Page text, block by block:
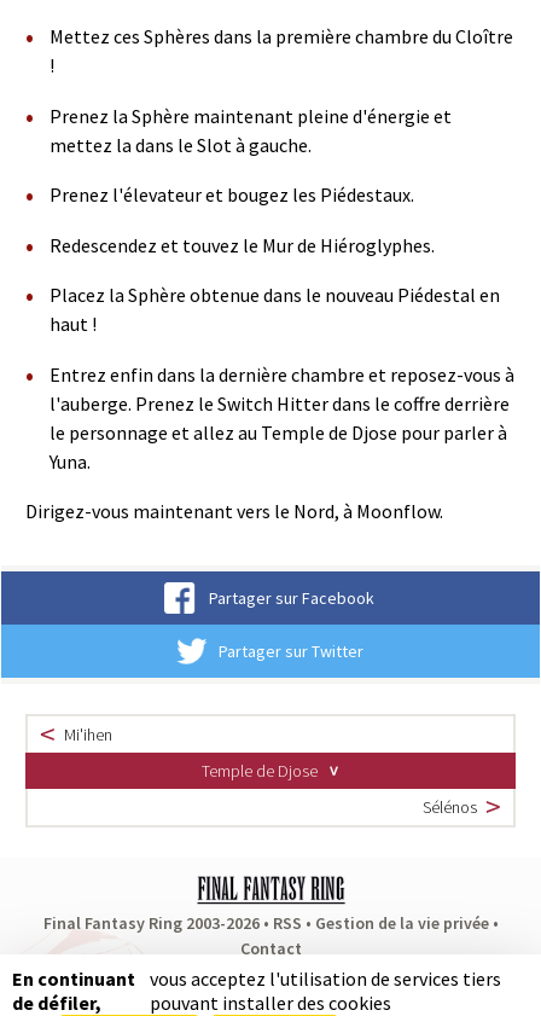
Mettez ces Sphères dans la première chambre du Cloître
!
Prenez la Sphère maintenant pleine d'énergie et
mettez la dans le Slot à gauche.
Prenez l'élevateur et bougez les Piédestaux.
Redescendez et touvez le Mur de Hiéroglyphes.
Placez la Sphère obtenue dans le nouveau Piédestal en
haut !
Entrez enfin dans la dernière chambre et reposez-vous à
l'auberge. Prenez le Switch Hitter dans le coffre derrière
le personnage et allez au Temple de Djose pour parler à
Yuna.
Dirigez-vous maintenant vers le Nord, à Moonflow.
Partager sur Facebook
Partager sur Twitter
Mi'ihen
Temple de Djose
Sélénos
Final Fantasy Ring 2003-2026 • RSS • Gestion de la vie privée•
Contact
Partenaires
RPG Soluce•Dragon Quest Fan •Puissance Zelda
En continuant
de défiler,
vous acceptez l'utilisation de services tiers
pouvant installer des cookies